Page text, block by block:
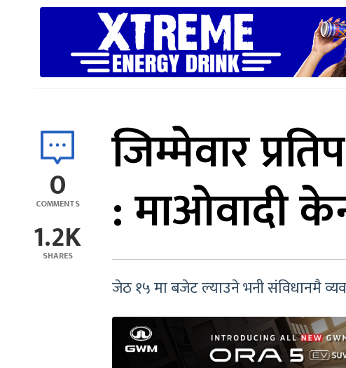
0
COMMENTS
1.2K
SHARES
जिम्मेवार
: माओवादी
जेठ १५ मा बजेट ल्याउने भनी संविधानमै